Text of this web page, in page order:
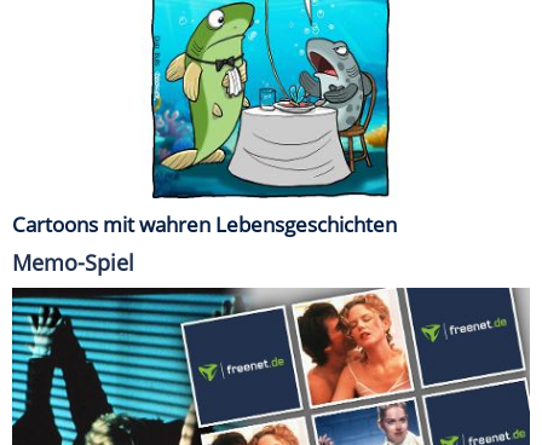
Cartoons mit wahren Lebensgeschichten
Memo-Spiel